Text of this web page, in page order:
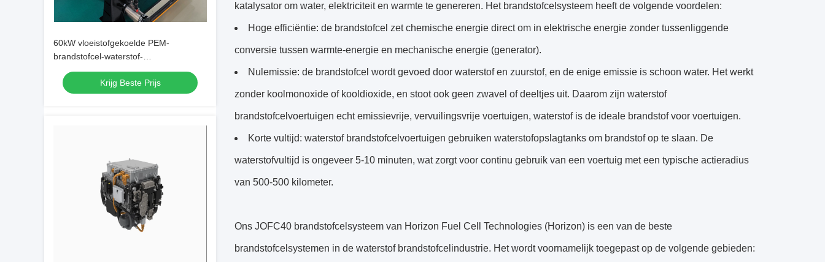
60kW vloeistofgekoelde PEM-
brandstofcel-waterstof-
elektriciteitsgenerator met 99,99%
waterstofzuiverheidKrijg Beste Prijs
katalysator om water, elektriciteit en warmte te genereren. Het brandstofcelsysteem heeft de volgende voordelen:
Hoge efficiëntie: de brandstofcel zet chemische energie direct om in elektrische energie zonder tussenliggende
conversie tussen warmte-energie en mechanische energie (generator).
Nulemissie: de brandstofcel wordt gevoed door waterstof en zuurstof, en de enige emissie is schoon water. Het werkt
zonder koolmonoxide of kooldioxide, en stoot ook geen zwavel of deeltjes uit. Daarom zijn waterstof
brandstofcelvoertuigen echt emissievrije, vervuilingsvrije voertuigen, waterstof is de ideale brandstof voor voertuigen.
Korte vultijd: waterstof brandstofcelvoertuigen gebruiken waterstofopslagtanks om brandstof op te slaan. De
waterstofvultijd is ongeveer 5-10 minuten, wat zorgt voor continu gebruik van een voertuig met een typische actieradius
van 500-500 kilometer.
Ons JOFC40 brandstofcelsysteem van Horizon Fuel Cell Technologies (Horizon) is een van de beste
brandstofcelsystemen in de waterstof brandstofcelindustrie. Het wordt voornamelijk toegepast op de volgende gebieden: